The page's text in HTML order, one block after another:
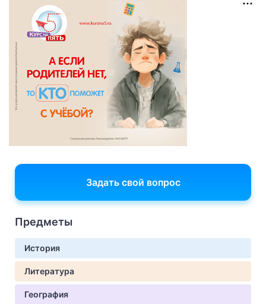
Задать свой вопрос
Предметы
История
Литература
География